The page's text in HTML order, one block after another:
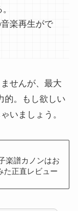
楽再生がで
せんが、最大
的。もし欲しい
いましょう。
楽譜カノンはお
た正直レビュー